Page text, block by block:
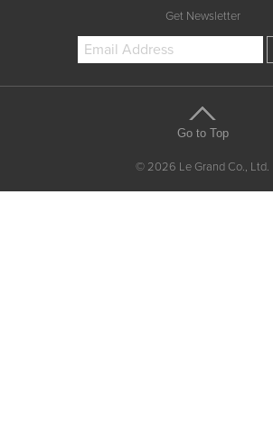
Get Newsletter
Go to Top
© 2026 Le Grand Co., Ltd.